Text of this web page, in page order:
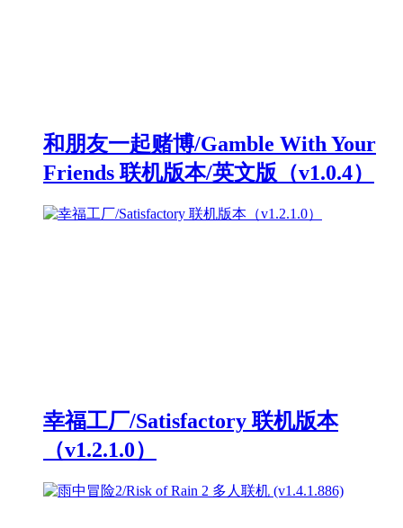
和朋友一起赌博/Gamble With Your
Friends 联机版本/英文版（v1.0.4）
幸福工厂/Satisfactory 联机版本
（v1.2.1.0）